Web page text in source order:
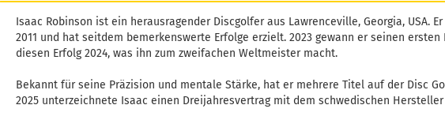
Isaac Robinson ist ein herausragender Discgolfer aus Lawrenceville, Georgia, USA.
2011 und hat seitdem bemerkenswerte Erfolge erzielt. 2023 gewann er seinen
diesen Erfolg 2024, was ihn zum zweifachen Weltmeister macht.
Bekannt für seine Präzision und mentale Stärke, hat er mehrere Titel auf der Disc
2025 unterzeichnete Isaac einen Dreijahresvertrag mit dem schwedischen